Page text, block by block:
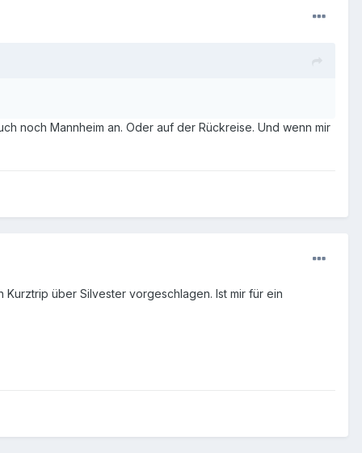
noch Mannheim an. Oder auf der Rückreise. Und wenn mir
über Silvester vorgeschlagen. Ist mir für ein